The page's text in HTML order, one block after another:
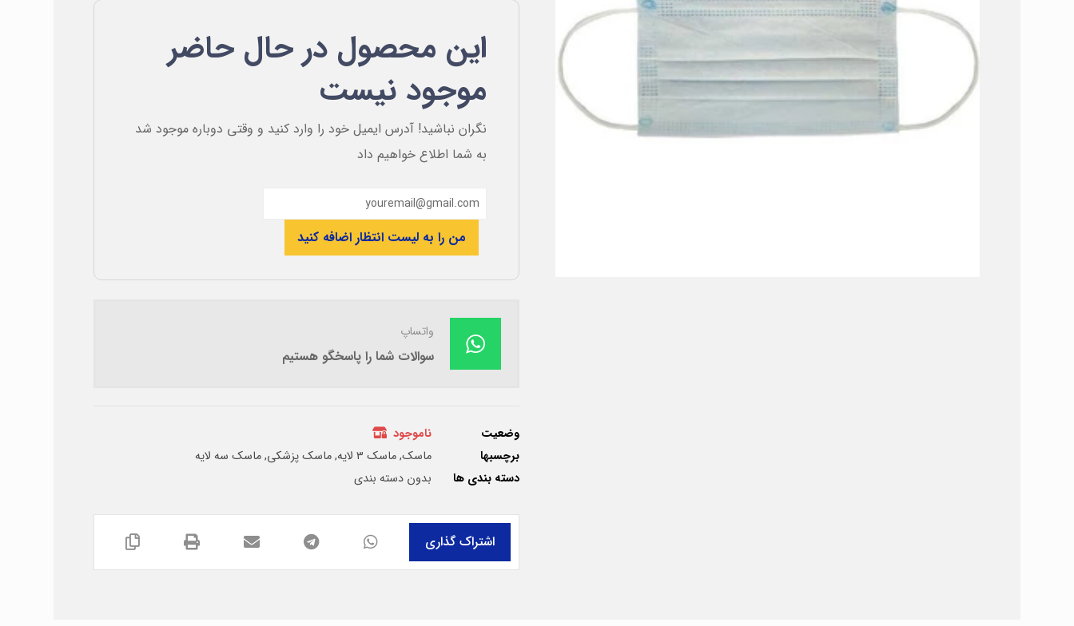
این محصول در حال حاضر
موجود نیست
نگران نباشید! آدرس ایمیل خود را وارد کنید و وقتی دوباره موجود شد
به شما اطلاع خواهیم داد
من را به لیست انتظار اضافه کنید
واتساپ
سوالات شما را پاسخگو هستیم
وضعیت
ناموجود
برچسبها
ماسک,ماسک ۳ لایه ,ماسک پزشکی,ماسک سه لایه
دسته بندی ها
بدون دسته بندی